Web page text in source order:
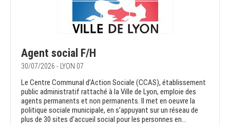
Agent social F/H
30/07/2026 - LYON 07
Le Centre Communal d’Action Sociale (CCAS), établissement
public administratif rattaché à la Ville de Lyon, emploie des
agents permanents et non permanents. Il met en oeuvre la
politique sociale municipale, en s’appuyant sur un réseau de
plus de 30 sites d’accueil social pour les personnes en...